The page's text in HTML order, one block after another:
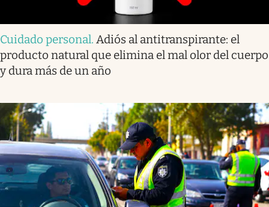
Cuidado personal. Adiós al antitranspirante: el
producto natural que elimina el mal olor del cuerpo
y dura más de un año